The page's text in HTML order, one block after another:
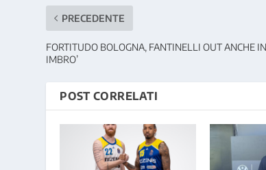
PRECEDENTE
FORTITUDO BOLOGNA, FANTINELLI OUT ANCHE IN
IMBRO’
POST CORRELATI